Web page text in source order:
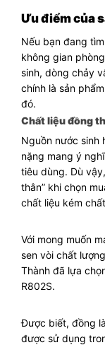
Ưu điểm của
Nếu bạn đang
không gian
sinh, dòng chảy
chính là sản
đó.
Chất liệu đồng
Nguồn nước sinh
nặng mang ý
tiêu dùng. Dù
thân” khi chọn
chất liệu kém
Với mong muốn
sen vòi chất
Thành đã lựa
R802S.
Được biết, đồng
được sử dụng